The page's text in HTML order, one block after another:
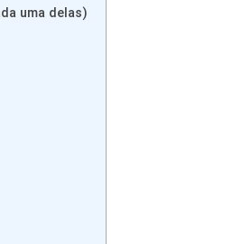
uma delas)